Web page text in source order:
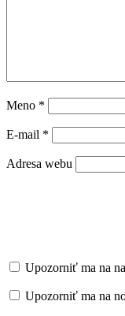
Meno *
E-mail *
Adresa webu
Upozorniť ma na
Upozorniť ma na